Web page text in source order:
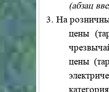
(абзац
3. На
цены
цены